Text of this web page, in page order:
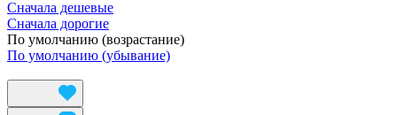
Сначала дешевые
Сначала дорогие
По умолчанию (возрастание)
По умолчанию (убывание)